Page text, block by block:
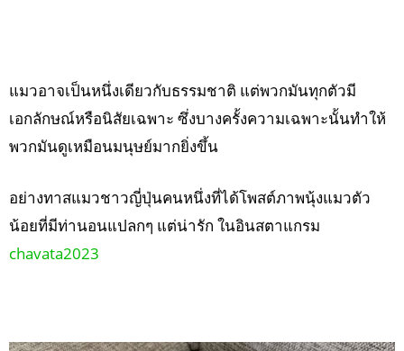
แมวอาจเป็นหนึ่งเดียวกับธรรมชาติ แต่พวกมันทุกตัวมี
เอกลักษณ์หรือนิสัยเฉพาะ ซึ่งบางครั้งความเฉพาะนั้นทำให้
พวกมันดูเหมือนมนุษย์มากยิ่งขึ้น
อย่างทาสแมวชาวญี่ปุ่นคนหนึ่งที่ได้โพสต์ภาพนุ้งแมวตัว
น้อยที่มีท่านอนแปลกๆ แต่น่ารัก ในอินสตาแกรม
chavata2023